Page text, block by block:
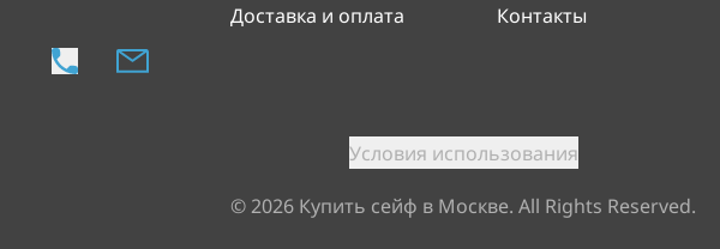
Доставка и оплата Контакты
Условия использования
©2026 Купить сейф в Москве. All Rights Reserved.